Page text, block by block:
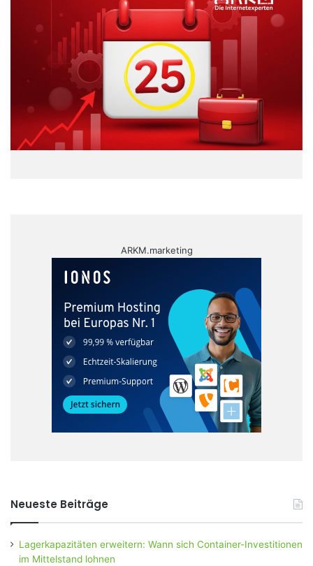
ARKM.marketing
Neueste Beiträge
Lagerkapazitäten erweitern: Wann sich Container-Investitionen
im Mittelstand lohnen